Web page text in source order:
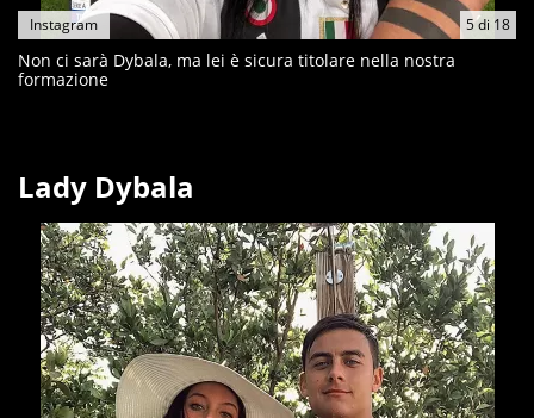
5di 18
Instagram
Non ci sarà Dybala, ma lei è sicura titolare nella nostra
formazione
Lady Dybala